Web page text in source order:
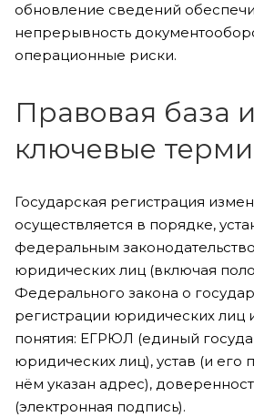
обновление сведений
непрерывность
операционные риски.
Правовая база и
ключевые
Государская регистрация
осуществляется в порядке,
федеральным
юридических лиц (включая
Федерального закона о
регистрации юридических
понятия: ЕГРЮЛ (единый
юридических лиц), устав (и его
нём указан адрес),
(электронная подпись).